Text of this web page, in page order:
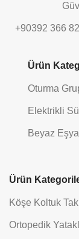
+90392 366
Ürün
Oturma
Elektrikli
Beyaz Eşya
Ürün
Köşe Koltuk
Ortopedik